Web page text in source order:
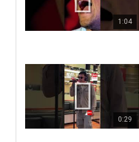
1:04
0:29